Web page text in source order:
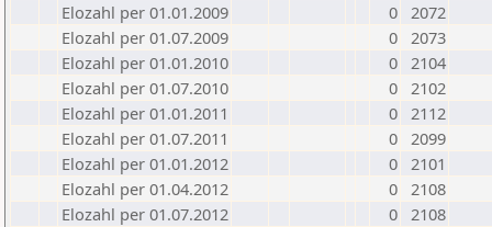
Elozahl per 01.01.2009
0 2072
Elozahl per 01.07.2009
0 2073
Elozahl per 01.01.2010
0 2104
Elozahl per 01.07.2010
0 2102
Elozahl per 01.01.2011
0 2112
Elozahl per 01.07.2011
0 2099
Elozahl per 01.01.2012
0 2101
Elozahl per 01.04.2012
0 2108
Elozahl per 01.07.2012
0 2108